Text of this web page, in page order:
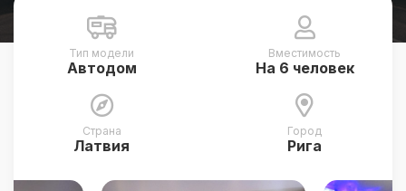
Тип модели
Автодом
Вместимость
На 6 человек
Страна
Латвия
Город
Рига